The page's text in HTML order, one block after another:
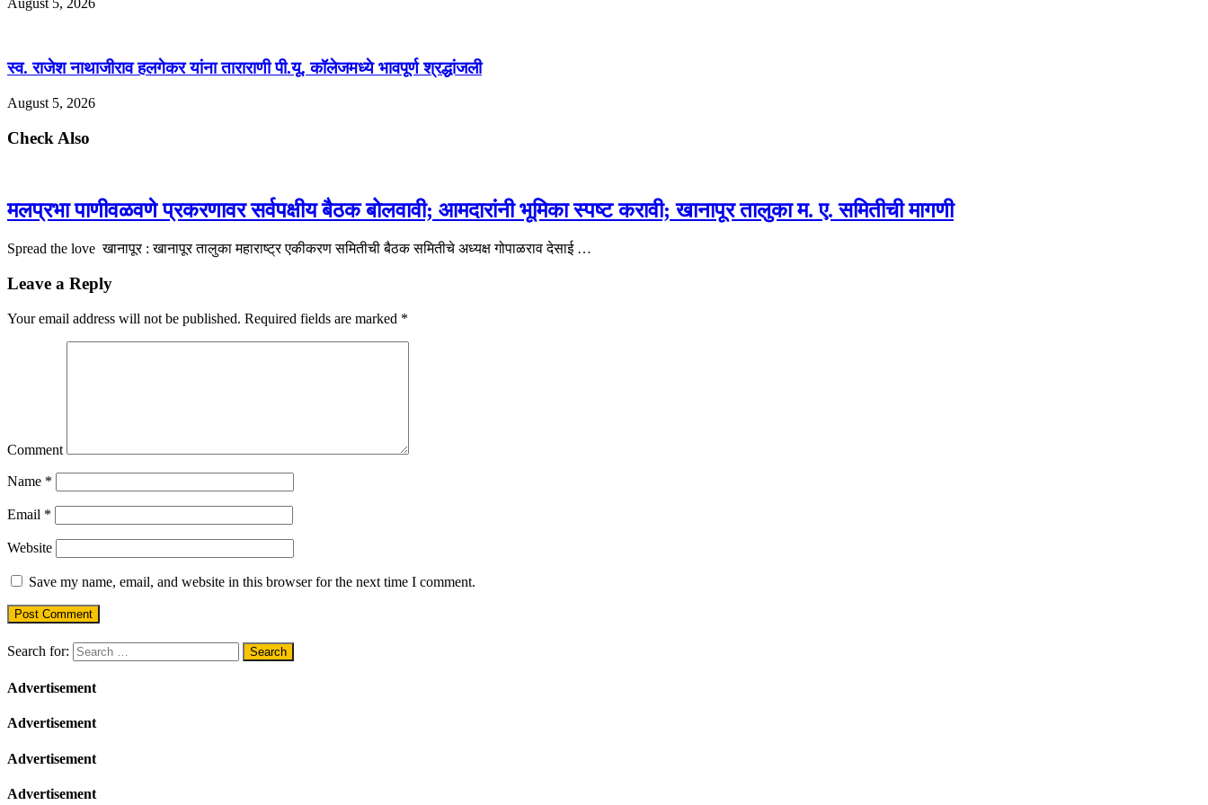
स्व. राजेश नाथाजीराव हलगेकर यांना ताराराणी पी.यू. कॉलेजमध्ये भावपूर्ण श्रद्धांजली
August 5, 2026
Check Also
मलप्रभा पाणीवळवणे प्रकरणावर सर्वपक्षीय बैठक बोलवावी; आमदारांनी भूमिका स्पष्ट करावी; खानापूर तालुका म. ए. समितीची मागणी
Spread the love खानापूर : खानापूर तालुका महाराष्ट्र एकीकरण समितीची बैठक समितीचे अध्यक्ष गोपाळराव देसाई …
Leave a Reply
Your email address will not be published. Required fields are marked *
Comment
Name *
Email *
Website
Save my name, email, and website in this browser for the next time I comment.
Search for:
Advertisement
Advertisement
Advertisement
Advertisement